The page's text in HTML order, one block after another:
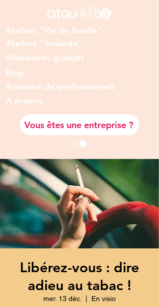
Ateliers "Vie de famille"
Ateliers "Scolarité"
Webinaires gratuits
Blog
Annuaire de professionnels
A propos
Vous êtes une entreprise ?
Libérez-vous : dire
adieu au tabac !
mer. 13 déc. En visio